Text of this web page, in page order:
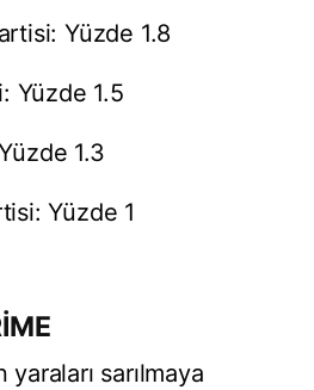
Yüzde 1.8
Yüzde 1.5
1.3
Yüzde 1
sarılmaya